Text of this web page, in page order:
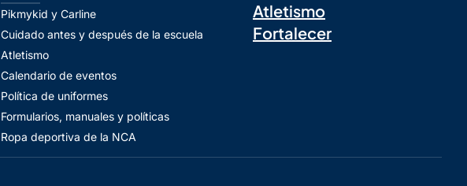
Pikmykid y Carline
Cuidado antes y después de la escuela
Atletismo
Calendario de eventos
Política de uniformes
Formularios, manuales y políticas
Ropa deportiva de la NCA
Atletismo
Fortalecer